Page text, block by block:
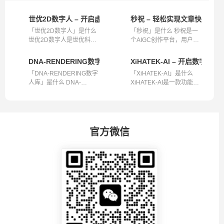
世优2D数字人 – 开启虚拟新体验
「世优2D数字人」是什么
世优2D数字人是世优科技
秒祝 – 轻松实现文章快速转视
「秒祝」是什么 秒祝是一
个AIGC创作平台，用户在
DNA-RENDERING数字人库 – 高保真大规模数字人资源
「DNA-RENDERING数字
人库」是什么 DNA-
XiHATEK-AI – 开启数字人多
「XiHATEK-AI」是什么
XiHATEK-AI是一款功能强
官方微信